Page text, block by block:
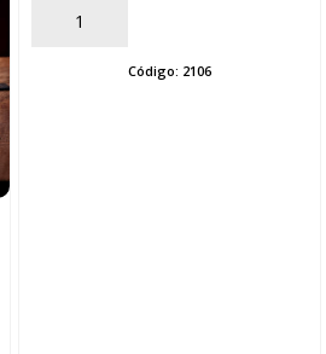
AÑADIR
Código: 2106